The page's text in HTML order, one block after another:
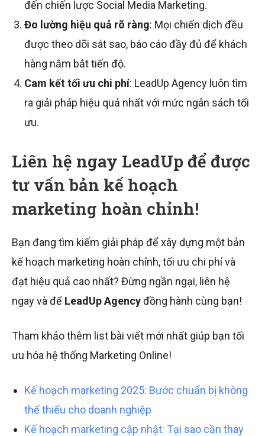
đến chiến lược Social Media Marketing.
Đo lường hiệu quả rõ ràng: Mọi chiến dịch đều
được theo dõi sát sao, báo cáo đầy đủ để khách
hàng nắm bắt tiến độ.
Cam kết tối ưu chi phí: LeadUp Agency luôn tìm
ra giải pháp hiệu quả nhất với mức ngân sách tối
ưu.
Liên hệ ngay LeadUp để được
tư vấn bản kế hoạch
marketing hoàn chỉnh!
Bạn đang tìm kiếm giải pháp để xây dựng một bản
kế hoạch marketing hoàn chỉnh, tối ưu chi phí và
đạt hiệu quả cao nhất? Đừng ngần ngại, liên hệ
ngay và để LeadUp Agencyđồng hành cùng bạn!
Tham khảo thêm list bài viết mới nhất giúp bạn tối
ưu hóa hệ thống Marketing Online!
Kế hoạch marketing 2025: Bước chuẩn bị không
thể thiếu cho doanh nghiệp
Kế hoạch marketing cập nhật: Tại sao cần thay